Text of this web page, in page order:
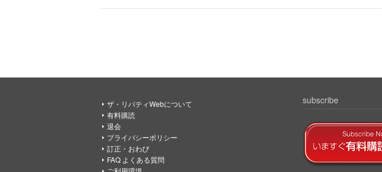
ザ・リバティWebについて
有料購読
退会
プライバシーポリシー
訂正・おわび
FAQ よくある質問
subscribe